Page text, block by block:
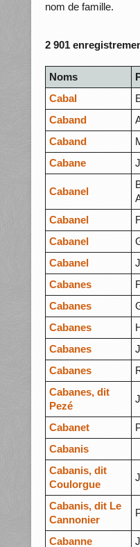
nom de famille.
2 901
Noms
Cabal
Caband
Caband
Cabane
Cabanel
Cabanel
Cabanel
Cabanel
Cabanes
Cabanes
Cabanes
Cabanes
Cabanes
Cabanes, dit
Pezé
Cabanet
Cabanis
Cabanis, dit
Coulorgue
Cabanis, dit Le
Cannonier
Cabanne